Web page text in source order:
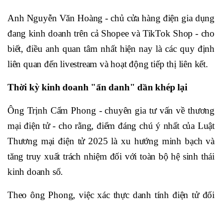
Anh Nguyễn Văn Hoàng - chủ cửa hàng điện gia dụng
đang kinh doanh trên cả Shopee và TikTok Shop - cho
biết, điều anh quan tâm nhất hiện nay là các quy định
liên quan đến livestream và hoạt động tiếp thị liên kết.
Thời kỳ kinh doanh "ẩn danh" dần khép lại
Ông Trịnh Cẩm Phong - chuyên gia tư vấn về thương
mại điện tử - cho rằng, điểm đáng chú ý nhất của Luật
Thương mại điện tử 2025 là xu hướng minh bạch và
tăng truy xuất trách nhiệm đối với toàn bộ hệ sinh thái
kinh doanh số.
Theo ông Phong, việc xác thực danh tính điện tử đối